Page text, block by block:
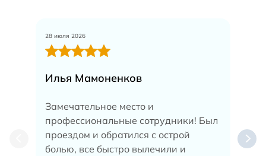
28 июля 2026
Илья Мамоненков
Замечательное место и
профессиональные сотрудники! Был
проездом и обратился с острой
болью, все быстро вылечили и